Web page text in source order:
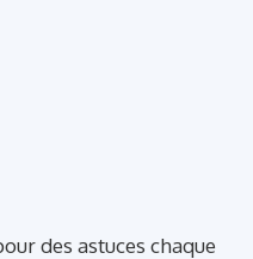
des astuces chaque